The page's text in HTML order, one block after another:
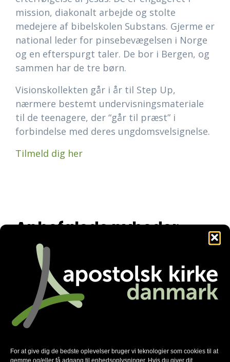
For at give dig de bedste oplevelser bruger vi teknologier som cookies til at
gemme og/eller få adgang til enhedsoplysninger. Hvis du giver dit
mission, diakonalt arbejde og stolte
medejere af bibelskolen Substans. Gjerme er
national leder for pinsebevægelsen i Norge
og en efterspurgt taler. De bor i Bergen, og
sammen har de tre børn.
Visionskollekten går i år til Step Up,
nærmere bestemt undervisningsmateriale
til de teenagere, der “går til præst” i
forbindelse med deres ungdomsvelsignelse.
Tilmeld dig her
Anbefalede nyheder